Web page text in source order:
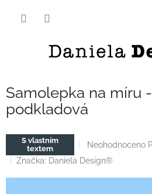
Samolepka na míru
podkladová
S vlastním
textem
Průměrné
hodnocení
produktu
je
Neohodnoceno
Značka: Daniela Design®